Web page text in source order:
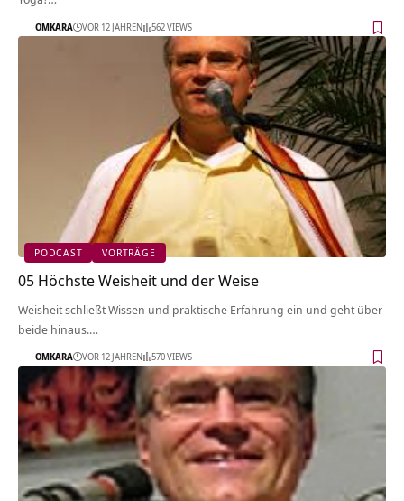
OMKARA VOR 12 JAHREN 562 VIEWS
PODCAST VORTRÄGE
05 Höchste Weisheit und der Weise
Weisheit schließt Wissen und praktische Erfahrung ein und geht über
beide hinaus.…
OMKARA VOR 12 JAHREN 570 VIEWS